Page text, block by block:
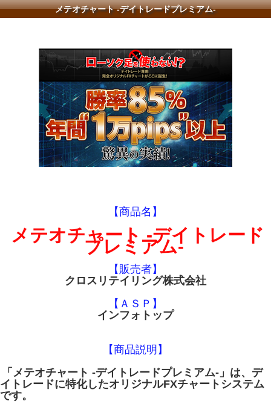
メテオチャート -デイトレードプレミアム-
【商品名】
メテオチャート -デイトレード
プレミアム-
【販売者】
クロスリテイリング株式会社
【ＡＳＰ】
インフォトップ
【商品説明】
「メテオチャート -デイトレードプレミアム-」は、デ
イトレードに特化したオリジナルFXチャートシステム
です。